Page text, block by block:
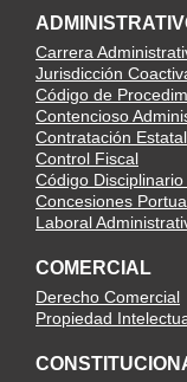
Carrera
Jurisdicción
Código de
Contencioso
Contratación Estatal
Control Fiscal
Código
Concesiones
Laboral
COMERCIAL
Derecho Comercial
Propiedad